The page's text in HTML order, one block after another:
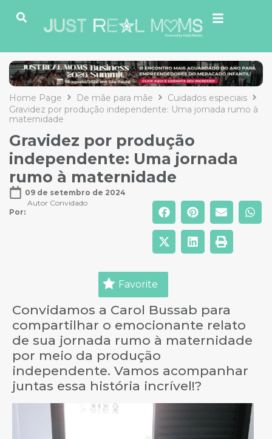
Home Page De mãe para mãe
Cuidados especiais
Gravidez por produção independente: Uma jornada rumo à
maternidade
Gravidez por produção
independente: Uma jornada
rumo à maternidade
09 de setembro de 2024
Por:
Autor Convidado
Favorite
Convidamos a Carol Bussab para
compartilhar o emocionante relato
de sua jornada rumo à maternidade
por meio da produção
independente. Vamos acompanhar
juntas essa história incrível!?